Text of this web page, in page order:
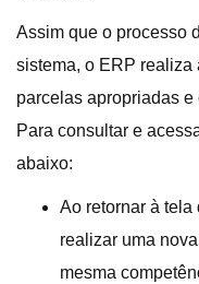
Assim que o processo
sistema, o ERP realiza
parcelas apropriadas
Para consultar e
abaixo:
Ao retornar à
realizar uma
mesma